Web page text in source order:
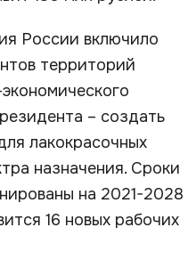
России включило
территорий
– создать
лакокрасочных
назначения. Сроки
на 2021-2028
16 новых рабочих